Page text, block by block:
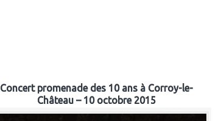
Concert promenade des 10 ans à Corroy-le-
Château – 10 octobre 2015